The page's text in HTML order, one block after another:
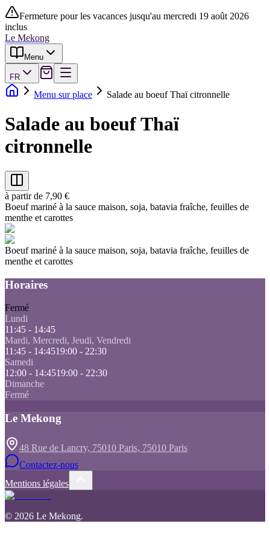
Fermeture pour les vacances jusqu'au mercredi 19 août 2026
inclus
Le Mekong
Menu
FR
Menu sur place Salade au boeuf Thaï citronnelle
Salade au boeuf Thaï
citronnelle
à partir de 7,90 €
Boeuf mariné à la sauce maison, soja, batavia fraîche, feuilles de
menthe et carottes
Boeuf mariné à la sauce maison, soja, batavia fraîche, feuilles de
menthe et carottes
Horaires
Fermé
Lundi
11:45 - 14:45
Mardi, Mercredi, Jeudi, Vendredi
11:45 - 14:4519:00 - 22:30
Samedi
12:00 - 14:4519:00 - 22:30
Dimanche
Fermé
Le Mekong
48 Rue de Lancry, 75010 Paris, 75010 Paris
Contactez-nous
Mentions légales
© 2026 Le Mekong.